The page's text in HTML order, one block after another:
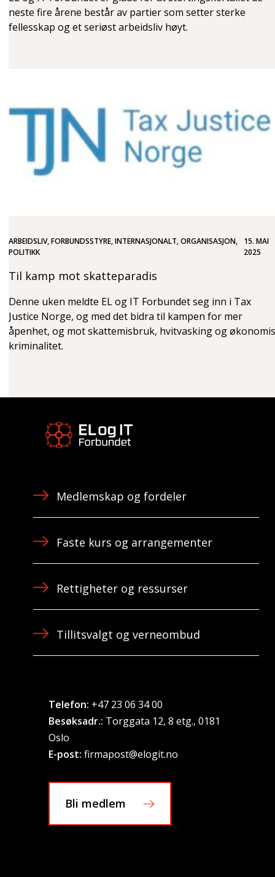
neste fire årene består av partier som setter sterke
fellesskap og et seriøst arbeidsliv høyt.
ARBEIDSLIV, FORBUNDSSTYRE, INTERNASJONALT, ORGANISASJON,
POLITIKK
15. MAI
2025
Til kamp mot skatteparadis
Denne uken meldte EL og IT Forbundet seg inn i Tax
Justice Norge, og med det bidra til kampen for mer
åpenhet, og mot skattemisbruk, hvitvasking og
kriminalitet.
Medlemskap og fordeler
Faste kurs og arrangementer
Rettigheter og ressurser
Tillitsvalgt og verneombud
Telefon: +47 23 06 34 00
Besøksadr.: Torggata 12, 8 etg., 0181
Oslo
E-post: firmapost@elogit.no
Bli medlem